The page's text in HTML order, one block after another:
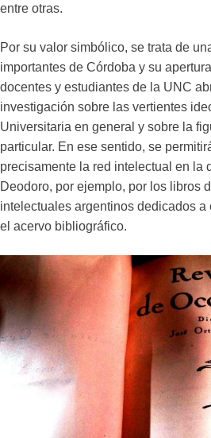
entre otras.
Por su valor simbólico, se trata de
importantes de Córdoba y su
docentes y estudiantes de la UNC
investigación sobre las vertientes
Universitaria en general y sobre la
particular. En ese sentido, se
precisamente la red intelectual en la
Deodoro, por ejemplo, por los libros
intelectuales argentinos dedicados a
el acervo bibliográfico.